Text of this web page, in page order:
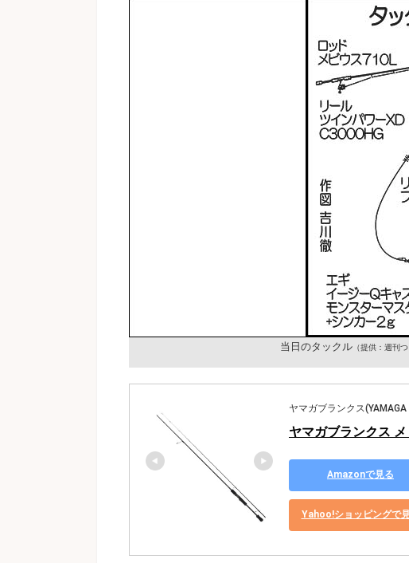
当日のタックル（提供：週刊つ
ヤマガブランクス
ヤマガブランクス
Amazonで見る
Yahoo!ショッピングで